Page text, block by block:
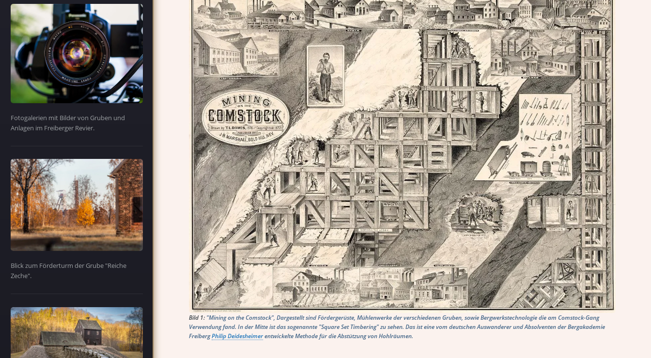
Bild 1: "Mining on the Comstock", Dargestellt sind Fördergerüste, Mühlenwerke der verschiedenen Gruben, sowie Bergwerkstechnologie die am Comstock-Gang
Verwendung fand. In der Mitte ist das sogenannte "Square Set Timbering" zu sehen. Das ist eine vom deutschen Auswanderer und Absolventen der Bergakademie
FreibergPhilip Deidesheimerentwickelte Methode für die Abstützung von Hohlräumen.
Fotogalerien mit Bilder von Gruben und
Anlagen im Freiberger Revier.
Blick zum Förderturm der Grube "Reiche
Zeche".